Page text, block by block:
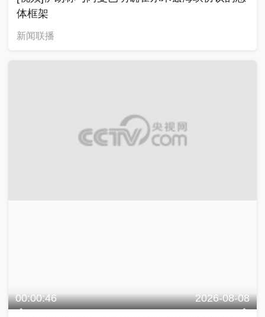
体框架
新闻联播
00:00:46 2026-08-08